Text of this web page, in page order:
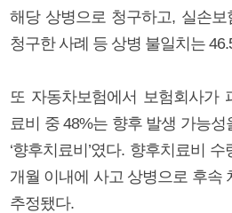
해당 상병으로 청구하고, 실손
청구한 사례 등 상병 불일치는
또 자동차보험에서 보험회사가
료비 중 48%는 향후 발생 가능
‘향후치료비’였다. 향후치료비
개월 이내에 사고 상병으로 후속
추정됐다.